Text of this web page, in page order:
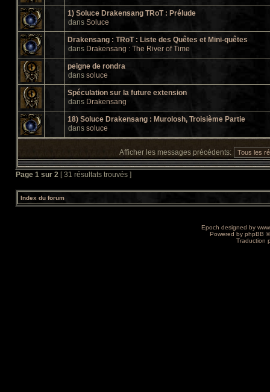
1) Soluce Drakensang TRoT : Prélude
dans Soluce
Drakensang : TRoT : Liste des Quêtes et Mini-quêtes
dans Drakensang : The River of Time
peigne de rondra
dans soluce
Spéculation sur la future extension
dans Drakensang
18) Soluce Drakensang : Murolosh, Troisième Partie
dans soluce
Afficher les messages précédents:
Page 1 sur 2 [ 31 résultats trouvés ]
Index du forum
Epoch designed by
Powered by phpBB
Traduction